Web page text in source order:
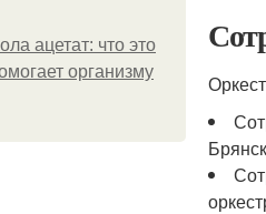
ацетат: что это
организму